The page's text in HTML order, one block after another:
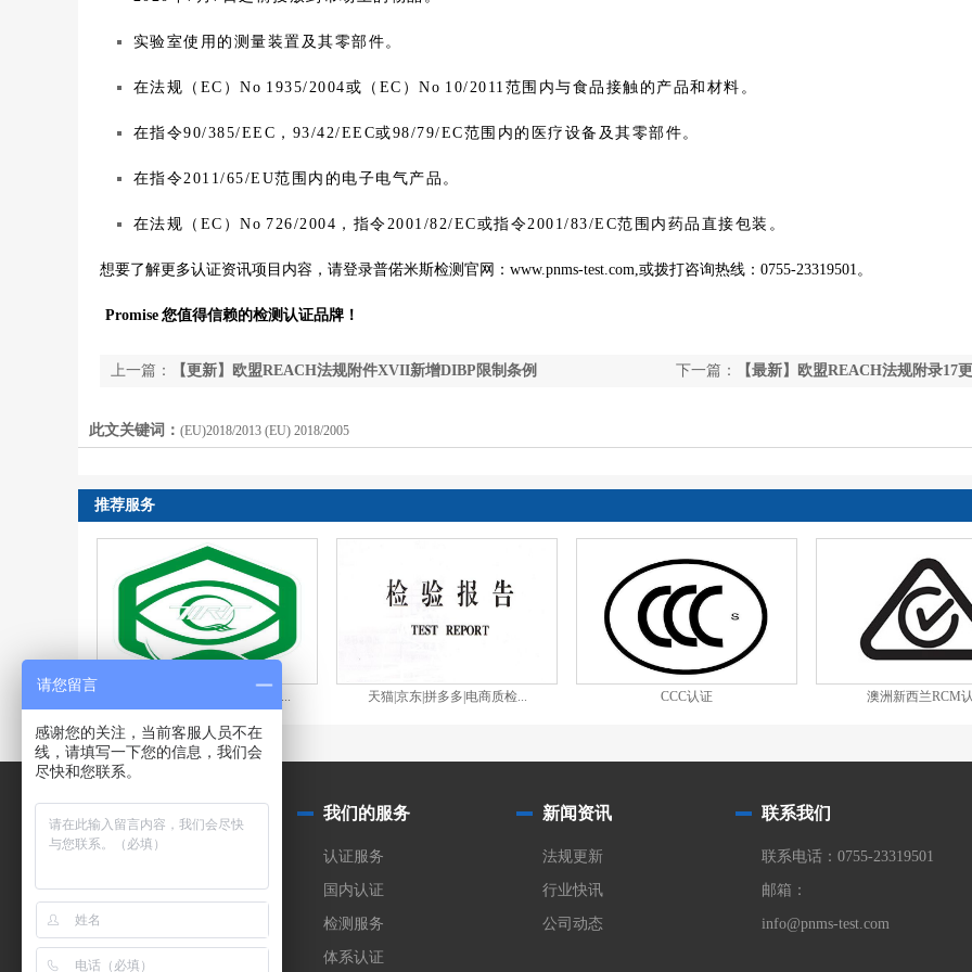
实验室使用的测量装置及其零部件。
在法规（EC）No 1935/2004或（EC）No 10/2011范围内与食品接触的产品和材料。
在指令90/385/EEC，93/42/EEC或98/79/EC范围内的医疗设备及其零部件。
在指令2011/65/EU范围内的电子电气产品。
在法规（EC）No 726/2004，指令2001/82/EC或指令2001/83/EC范围内药品直接包装。
想要了解更多认证资讯项目内容，请登录普偌米斯检测官网： www.pnms-test.com,或拨打咨询热线： 0755-23319501。
Promise 您值得信赖的检测认证品牌！
上一篇： 【更新】欧盟REACH法规附件XVII新增DIBP限制条例 下一篇：
【最新】欧盟REACH法规附录17
此文关键词： (EU)2018/2013 (EU) 2018/2005
推荐服务
显示设备显示性能和视觉健... 天猫|京东|拼多多|电商质检... CCC认证 澳洲新西兰RCM
实验室
加入我们
我们的服务
认证服务
国内认证
检测服务
体系认证
新闻资讯
法规更新
行业快讯
公司动态
联系我们
联系电话：0755-23319501
邮箱：
info@pnms-test.com
请您留言
感谢您的关注，当前客服人员不在
线，请填写一下您的信息，我们会
尽快和您联系。